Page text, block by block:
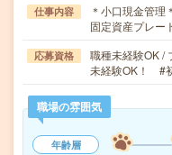
仕事内容
＊小口現金管理
固定資産プレー
応募資格
職種未経験OK /
未経験OK！ #
職場の雰囲気
年齢層